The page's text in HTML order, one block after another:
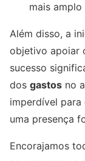
mais amplo
Além disso, a
objetivo apoiar
sucesso
dos gastos no
imperdível para
uma presença
Encorajamos